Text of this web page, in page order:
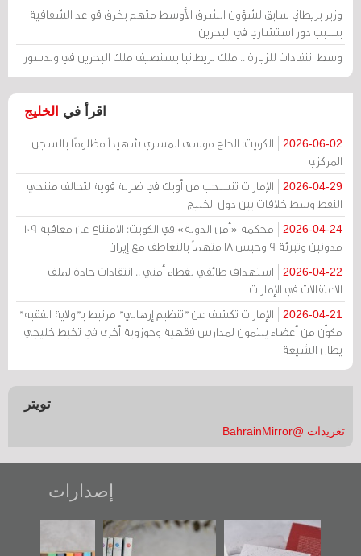
وزير بريطاني سابق لشؤون الشرق الأوسط متهم بخرق قواعد الشفافية
بسبب دور استشاري في البحرين
وسط انتقادات للزيارة .. ملك بريطانيا يستضيف ملك البحرين في وندسور
اقرأ في الخليج
2026-06-02
الكويت: الحاج موسى المسري شهيداً مظلومًا بالسجن
المركزي
2026-04-29
الإمارات تنسحب من أوبك في ضربة قوية لتحالف منتجي
النفط وسط خلافات بين دول الخليج
2026-04-24
محكمة «أمن الدولة» في الكويت: الامتناع عن معاقبة 109
مدونين وتبرئة 9 وحبس 18 متهماً بالتعاطف مع إيران
2026-04-22
استهداف طائفي بغطاء أمني .. انتقادات حادة لملف
الاعتقالات في الإمارات
2026-04-21
الإمارات تكشف عن "تنظيم إرهابي" مرتبط بـ"ولاية الفقيه"
مكوّن من أعضاء ينتمون لمدارس فقهية وحوزوية أخرى في تخبط خليجي
يطال الشيعة
تويتر
تغريدات @BahrainMirror
إصدارات
"حماة الباب الأخير":
تصنيف موضوعي